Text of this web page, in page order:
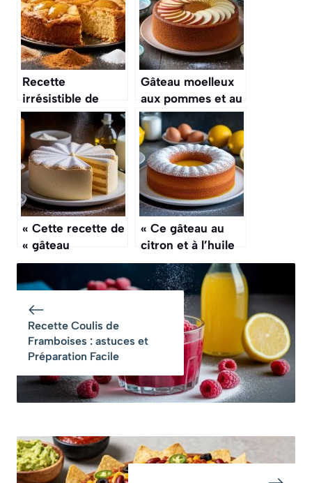
Recette
irrésistible de
gâteau aux
pommes
Gâteau moelleux
aux pommes et au
yaourt : la recette
facile
« Cette recette de
« gâteau
magique » à la
vanille est
obtient 3 couches
avec une seule
pâte »
« Ce gâteau au
citron et à l’huile
d’olive est d’un
moelleux
incomparable, une
recette du sud »
Recette Coulis de
Framboises : astuces et
Préparation Facile